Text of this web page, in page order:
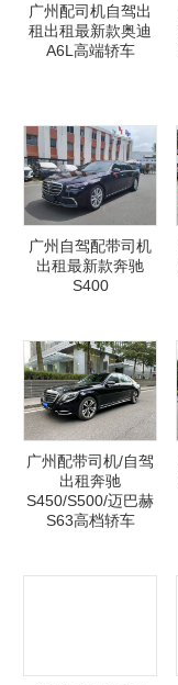
广州配司机自驾出
租出租最新款奥迪
A6L高端轿车
广州自驾配带司机
出租最新款奔驰
S400
广州配带司机/自驾
出租奔驰
S450/S500/迈巴赫
S63高档轿车